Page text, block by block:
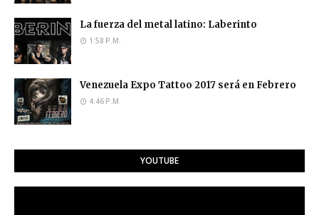
La fuerza del metal latino: Laberinto
1:58 P.M.
Venezuela Expo Tattoo 2017 será en Febrero
4:46 P.M.
YOUTUBE